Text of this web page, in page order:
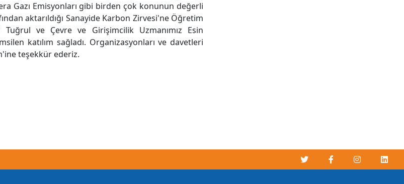
Gazı Emisyonları gibi birden çok konunun değerli
aktarıldığı Sanayide Karbon Zirvesi'ne Öğretim
Tuğrul ve Çevre ve Girişimcilik Uzmanımız Esin
katılım sağladı. Organizasyonları ve davetleri
teşekkür ederiz.